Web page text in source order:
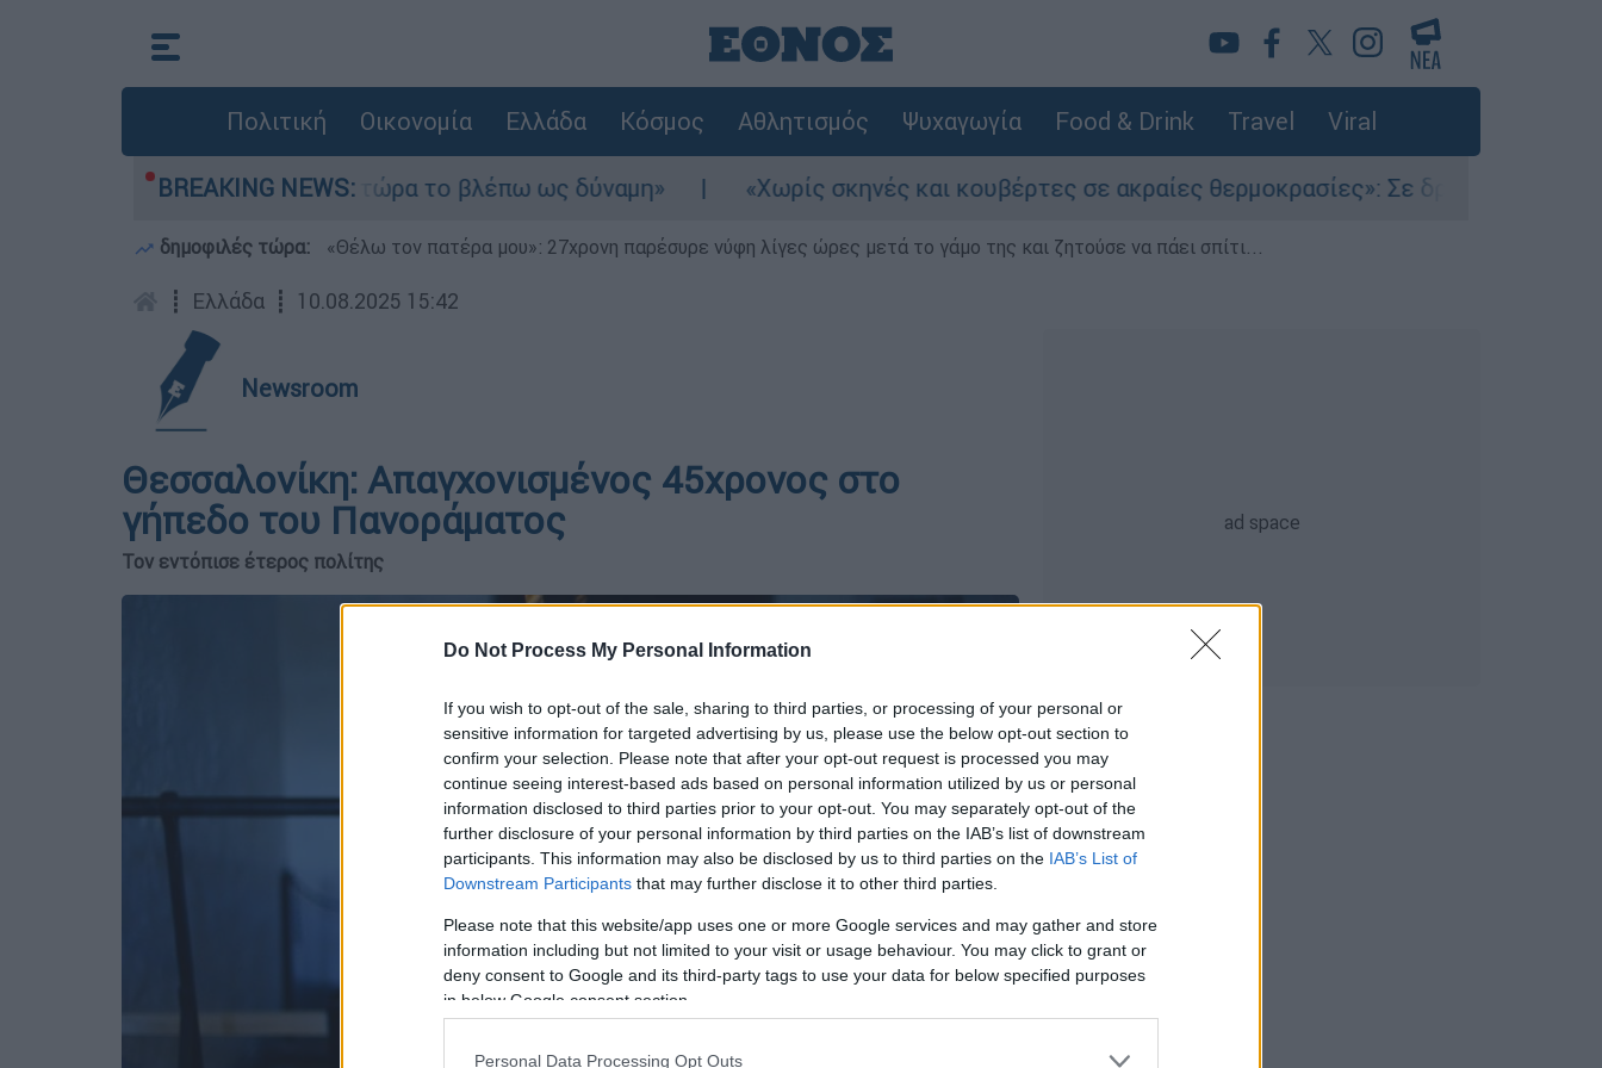
Do Not Process My Personal Information
If you wish to opt-out of the sale, sharing to third parties, or processing of your personal or
sensitive information for targeted advertising by us, please use the below opt-out section to
confirm your selection. Please note that after your opt-out request is processed you may
continue seeing interest-based ads based on personal information utilized by us or personal
information disclosed to third parties prior to your opt-out. You may separately opt-out of the
further disclosure of your personal information by third parties on the IAB’s list of downstream
participants. This information may also be disclosed by us to third parties on the IAB’s List of
Downstream Participants that may further disclose it to other third parties.
Please note that this website/app uses one or more Google services and may gather and store
information including but not limited to your visit or usage behaviour. You may click to grant or
deny consent to Google and its third-party tags to use your data for below specified purposes
in below Google consent section.
Personal Data Processing Opt Outs
Πολιτική Οικονομία Ελλάδα Κόσμος Αθλητισμός Ψυχαγωγία Food & Drink Travel Viral
BREAKING NEWS:
outsider ήταν αδυναμία, τώρα το βλέπω ως δύναμη» «Χωρίς σκηνές και κουβέρτες σε ακραίες θερμοκρασίες»: Σε δραματικές
δημοφιλές τώρα: «Θέλω τον πατέρα μου»: 27χρονη παρέσυρε νύφη λίγες ώρες μετά το γάμο της και ζητούσε να πάει σπίτι...
┋ Ελλάδα ┋ 10.08.2025 15:42
Newsroom
Θεσσαλονίκη: Απαγχονισμένος 45χρονος στο
γήπεδο του Πανοράματος
Τον εντόπισε έτερος πολίτης